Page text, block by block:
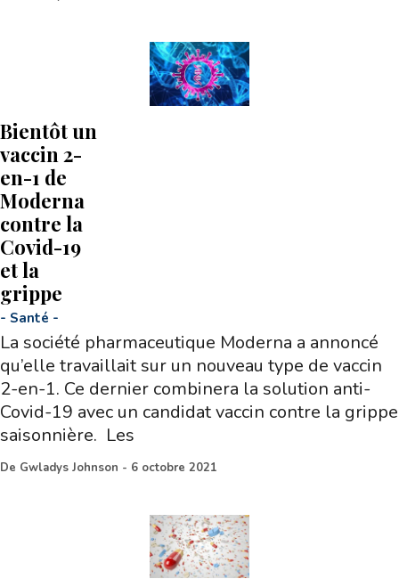
Bientôt un
vaccin 2-
en-1 de
Moderna
contre la
Covid-19
et la
grippe
- Santé -
La société pharmaceutique Moderna a annoncé
qu’elle travaillait sur un nouveau type de vaccin
2-en-1. Ce dernier combinera la solution anti-
Covid-19 avec un candidat vaccin contre la grippe
saisonnière. Les
De Gwladys Johnson - 6 octobre 2021